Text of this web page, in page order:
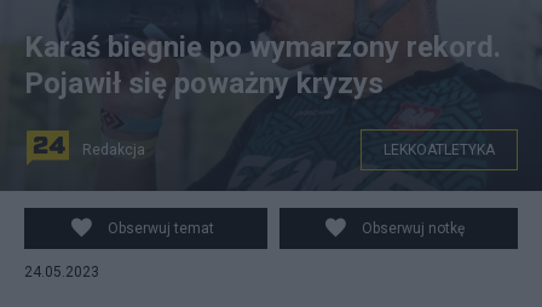
(Robert Karaś na trasie Brasil Ultra Tri. Fot.
Instagram/Robert Karaś)
Karaś biegnie po wymarzony rekord.
Pojawił się poważny kryzys
Redakcja LEKKOATLETYKA
Obserwuj temat Obserwuj notkę
24.05.2023